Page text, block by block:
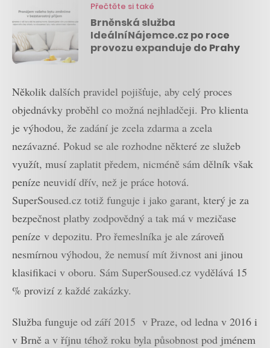
Přečtěte si také
Brněnská služba
IdeálníNájemce.cz po roce
provozu expanduje do Prahy
Několik dalších pravidel pojišťuje, aby celý proces
objednávky proběhl co možná nejhladčeji. Pro klienta
je výhodou, že zadání je zcela zdarma a zcela
nezávazné. Pokud se ale rozhodne některé ze služeb
využít, musí zaplatit předem, nicméně sám dělník však
peníze neuvidí dřív, než je práce hotová.
SuperSoused.cz totiž funguje i jako garant, který je za
bezpečnost platby zodpovědný a tak má v mezičase
peníze v depozitu. Pro řemeslníka je ale zároveň
nesmírnou výhodou, že nemusí mít živnost ani jinou
klasifikaci v oboru. Sám SuperSoused.cz vydělává 15
% provizí z každé zakázky.
Služba funguje od září 2015 v Praze, od ledna v 2016 i
v Brně a v říjnu téhož roku byla působnost pod jménem